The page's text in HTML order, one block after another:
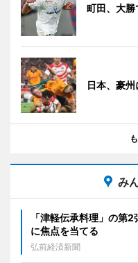
町田、大
日本、豪
み
「津軽伝承料理」の
に焦点を当てる
弘前経済新聞